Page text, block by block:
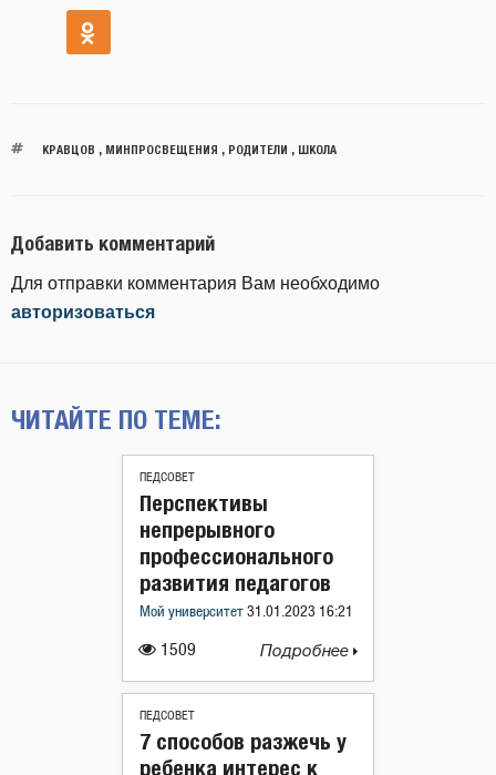
КРАВЦОВ , МИНПРОСВЕЩЕНИЯ , РОДИТЕЛИ , ШКОЛА
Добавить комментарий
Для отправки комментария Вам необходимо
авторизоваться
ЧИТАЙТЕ ПО ТЕМЕ:
ПЕДСОВЕТ
1509
Перспективы
непрерывного
профессионального
развития педагогов
Мой университет 31.01.2023 16:21
Подробнее
ПЕДСОВЕТ
7 способов разжечь у
ребенка интерес к